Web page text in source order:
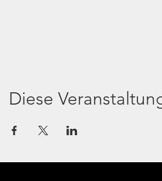
Diese